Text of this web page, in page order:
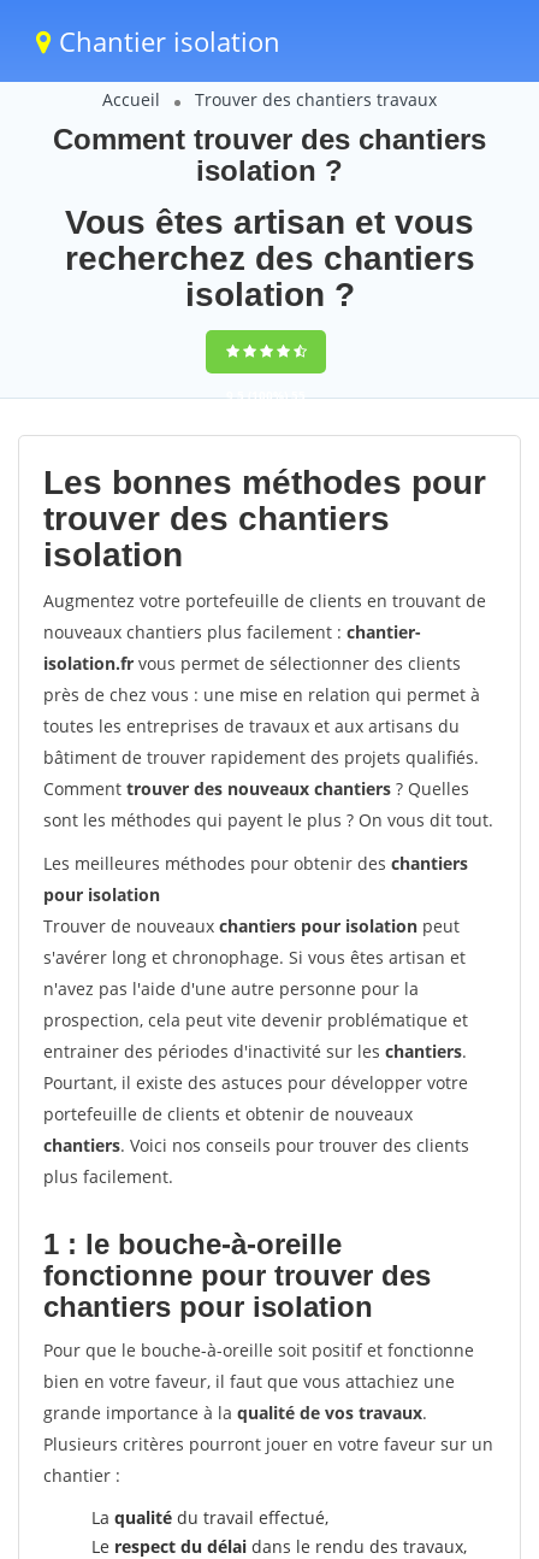
Chantier isolation
Accueil Trouver des chantiers travaux
Comment trouver des chantiers
isolation ?
Vous êtes artisan et vous
recherchez des chantiers
isolation ?
9,5(100%)55
votes
Les bonnes méthodes pour
trouver des chantiers
isolation
Augmentez votre portefeuille de clients en trouvant de
nouveaux chantiers plus facilement : chantier-
isolation.fr vous permet de sélectionner des clients
près de chez vous : une mise en relation qui permet à
toutes les entreprises de travaux et aux artisans du
bâtiment de trouver rapidement des projets qualifiés.
Comment trouver des nouveaux chantiers ? Quelles
sont les méthodes qui payent le plus ? On vous dit tout.
Les meilleures méthodes pour obtenir des chantiers
pour isolation
Trouver de nouveaux chantiers pour isolation peut
s'avérer long et chronophage. Si vous êtes artisan et
n'avez pas l'aide d'une autre personne pour la
prospection, cela peut vite devenir problématique et
entrainer des périodes d'inactivité sur les chantiers.
Pourtant, il existe des astuces pour développer votre
portefeuille de clients et obtenir de nouveaux
chantiers. Voici nos conseils pour trouver des clients
plus facilement.
1 : le bouche-à-oreille
fonctionne pour trouver des
chantiers pour isolation
Pour que le bouche-à-oreille soit positif et fonctionne
bien en votre faveur, il faut que vous attachiez une
grande importance à la qualité de vos travaux.
Plusieurs critères pourront jouer en votre faveur sur un
chantier :
La qualité du travail effectué,
Le respect du délai dans le rendu des travaux,